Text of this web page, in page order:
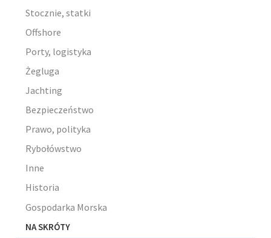
Stocznie, statki
Offshore
Porty, logistyka
Żegluga
Jachting
Bezpieczeństwo
Prawo, polityka
Rybołówstwo
Inne
Historia
Gospodarka Morska
NA SKRÓTY